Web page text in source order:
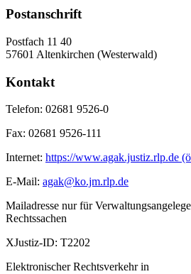
Postanschrift
Postfach 11 40
57601 Altenkirchen (Westerwald)
Kontakt
Telefon: 02681 9526-0
Fax: 02681 9526-111
Internet: https://www.agak.justiz.rlp.de
E-Mail: agak@ko.jm.rlp.de
Mailadresse nur für
Rechtssachen
XJustiz-ID: T2202
Elektronischer Rechtsverkehr in